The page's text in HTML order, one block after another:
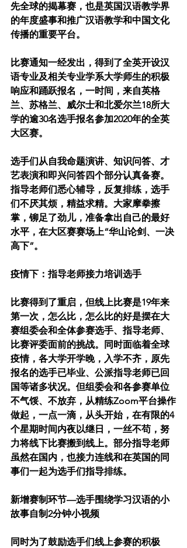
先全球的揭幕赛，也是英国汉语教学界
的年度盛事和推广汉语教学和中国文化
传播的重要平台。
比赛通知一经发出，得到了全英开设汉
语专业及相关专业学系大学师生的积极
响应和踊跃报名，一时间，来自英格
兰、苏格兰、威尔士和北爱尔兰18所大
学的逾30名选手报名参加2020年的全英
大区赛。
选手们从自我命题演讲、知识问答、才
艺表演和即兴问答四个部分认真备赛。
指导老师们悉心辅导，反复排练，选手
们不厌其烦，精益求精。大家摩拳擦
掌，铆足了劲儿，准备拿出自己的最好
水平，在大区赛赛场上“华山论剑、一决
高下”。
疫情下：指导老师接力培训选手
比赛得到了重启，但线上比赛是19年来
第一次，怎么比，怎么比的好是摆在大
赛组委会和全体参赛选手、指导老师、
比赛评委面前的挑战。同时面临着全球
疫情，各大学开学晚，入学不齐，原先
报名的选手已毕业、公派指导老师已回
国等诸多状况。但组委会和各参赛单位
不气馁、不放弃，从精练Zoom平台操作
做起，一点一滴，从头开始，在有限的4
个星期时间内夜以继日，一丝不苟，努
力将线下比赛搬到线上。部分指导老师
虽然在国内，也接力连线和在英国的同
事们一起为选手们指导排练。
新增赛制环节—选手围绕学习汉语的小
故事自制2分钟小视频
同时为了鼓励选手们线上参赛的积极